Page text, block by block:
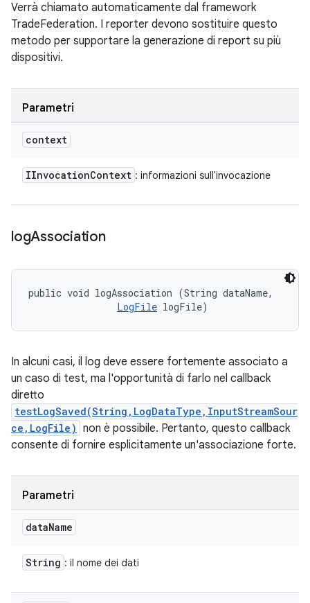
Verrà chiamato automaticamente dal framework
TradeFederation. I reporter devono sostituire questo
metodo per supportare la generazione di report su più
dispositivi.
Parametri
context
IInvocationContext : informazioni sull'invocazione
logAssociation
public void logAssociation (String dataName,
LogFile logFile)
In alcuni casi, il log deve essere fortemente associato a
un caso di test, ma l'opportunità di farlo nel callback
diretto
testLogSaved(String,LogDataType,InputStreamSour
ce,LogFile) non è possibile. Pertanto, questo callback
consente di fornire esplicitamente un'associazione forte.
Parametri
dataName
String : il nome dei dati